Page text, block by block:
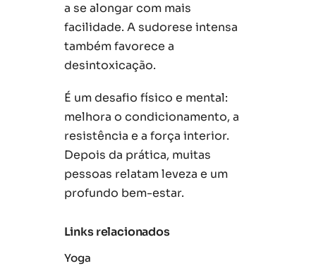
a se alongar com mais
facilidade. A sudorese intensa
também favorece a
desintoxicação.
É um desafio físico e mental:
melhora o condicionamento, a
resistência e a força interior.
Depois da prática, muitas
pessoas relatam leveza e um
profundo bem-estar.
Links relacionados
Yoga